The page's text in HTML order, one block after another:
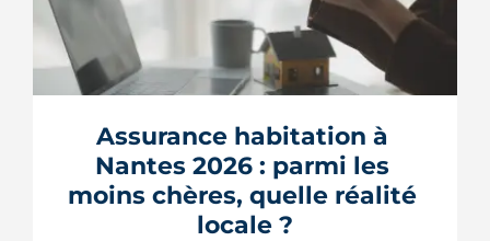
L'ancienne caserne Mellinet devient un
quartier habité de treize hectares et
demi. Livraisons de logements, friche
où en est le chantier, hameau par
hameau.
LIRE L'ARTICLE
Assurance habitation à
Nantes 2026 : parmi les
moins chères, quelle réalité
locale ?